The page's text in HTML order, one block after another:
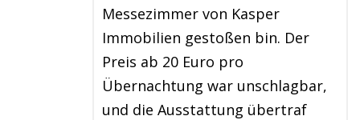
Messezimmer von Kasper
Immobilien gestoßen bin. Der
Preis ab 20 Euro pro
Übernachtung war unschlagbar,
und die Ausstattung übertraf